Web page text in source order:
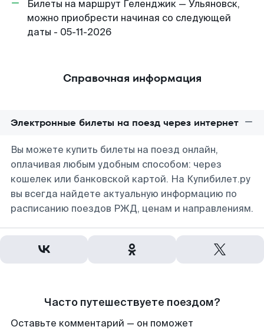
Билеты на маршрут Геленджик — Ульяновск,
можно приобрести начиная со следующей
даты - 05-11-2026
Справочная информация
Электронные билеты на поезд через интернет
Вы можете купить билеты на поезд онлайн,
оплачивая любым удобным способом: через
кошелек или банковской картой. На Купибилет.ру
вы всегда найдете актуальную информацию по
расписанию поездов РЖД, ценам и направлениям.
Часто путешествуете поездом?
Оставьте комментарий — он поможет